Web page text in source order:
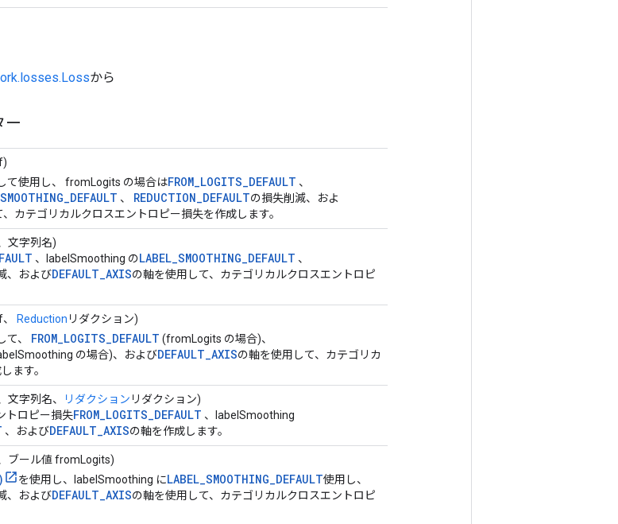
から
ー
て使用し、 fromLogits の場合はFROM_LOGITS_DEFAULT 、
、 REDUCTION_DEFAULTの損失削減、およ
カテゴリカルクロスエントロピー損失を作成します。
文字列名)
、labelSmoothing のLABEL_SMOOTHING_DEFAULT 、
、およびDEFAULT_AXISの軸を使用して、カテゴリカルクロスエントロピ
Reduction リダクション)
て、 FROM_LOGITS_DEFAULT (fromLogits の場合)、
の場合)、およびDEFAULT_AXISの軸を使用して、カテゴリカ
ます。
文字列名、 リダクション リダクション)
トロピー損失FROM_LOGITS_DEFAULT 、labelSmoothing
、およびDEFAULT_AXISの軸を作成します。
ブール値 fromLogits)
を使用し、labelSmoothing にLABEL_SMOOTHING_DEFAULT使用し、
、およびDEFAULT_AXISの軸を使用して、カテゴリカルクロスエントロピ